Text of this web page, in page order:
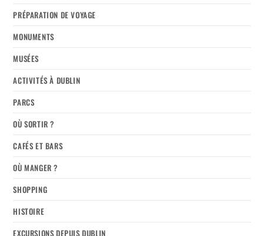
PRÉPARATION DE VOYAGE
MONUMENTS
MUSÉES
ACTIVITÉS À DUBLIN
PARCS
OÙ SORTIR ?
CAFÉS ET BARS
OÙ MANGER ?
SHOPPING
HISTOIRE
EXCURSIONS DEPUIS DUBLIN